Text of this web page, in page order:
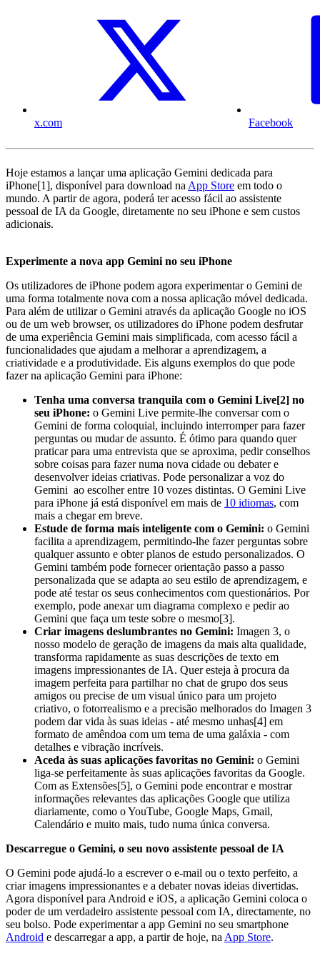
x.com Facebook
Hoje estamos a lançar uma aplicação Gemini dedicada para
iPhone[1], disponível para download naApp Store em todo o
mundo. A partir de agora, poderá ter acesso fácil ao assistente
pessoal de IA da Google, diretamente no seu iPhone e sem custos
adicionais.
Experimente a nova app Gemini no seu iPhone
Os utilizadores de iPhone podem agora experimentar o Gemini de
uma forma totalmente nova com a nossa aplicação móvel dedicada.
Para além de utilizar o Gemini através da aplicação Google no iOS
ou de um web browser, os utilizadores do iPhone podem desfrutar
de uma experiência Gemini mais simplificada, com acesso fácil a
funcionalidades que ajudam a melhorar a aprendizagem, a
criatividade e a produtividade. Eis alguns exemplos do que pode
fazer na aplicação Gemini para iPhone:
Tenha uma conversa tranquila com o Gemini Live[2] no
seu iPhone: o Gemini Live permite-lhe conversar com o
Gemini de forma coloquial, incluindo interromper para fazer
perguntas ou mudar de assunto. É ótimo para quando quer
praticar para uma entrevista que se aproxima, pedir conselhos
sobre coisas para fazer numa nova cidade ou debater e
desenvolver ideias criativas. Pode personalizar a voz do
Gemini ao escolher entre 10 vozes distintas. O Gemini Live
para iPhone já está disponível em mais de 10 idiomas, com
mais a chegar em breve.
Estude de forma mais inteligente com o Gemini: o Gemini
facilita a aprendizagem, permitindo-lhe fazer perguntas sobre
qualquer assunto e obter planos de estudo personalizados. O
Gemini também pode fornecer orientação passo a passo
personalizada que se adapta ao seu estilo de aprendizagem, e
pode até testar os seus conhecimentos com questionários. Por
exemplo, pode anexar um diagrama complexo e pedir ao
Gemini que faça um teste sobre o mesmo[3].
Criar imagens deslumbrantes no Gemini: Imagen 3, o
nosso modelo de geração de imagens da mais alta qualidade,
transforma rapidamente as suas descrições de texto em
imagens impressionantes de IA. Quer esteja à procura da
imagem perfeita para partilhar no chat de grupo dos seus
amigos ou precise de um visual único para um projeto
criativo, o fotorrealismo e a precisão melhorados do Imagen 3
podem dar vida às suas ideias - até mesmo unhas[4] em
formato de amêndoa com um tema de uma galáxia - com
detalhes e vibração incríveis.
Aceda às suas aplicações favoritas no Gemini: o Gemini
liga-se perfeitamente às suas aplicações favoritas da Google.
Com as Extensões[5], o Gemini pode encontrar e mostrar
informações relevantes das aplicações Google que utiliza
diariamente, como o YouTube, Google Maps, Gmail,
Calendário e muito mais, tudo numa única conversa.
Descarregue o Gemini, o seu novo assistente pessoal de IA
O Gemini pode ajudá-lo a escrever o e-mail ou o texto perfeito, a
criar imagens impressionantes e a debater novas ideias divertidas.
Agora disponível para Android e iOS, a aplicação Gemini coloca o
poder de um verdadeiro assistente pessoal com IA, directamente, no
seu bolso. Pode experimentar a app Gemini no seu smartphone
Android e descarregar a app, a partir de hoje, naApp Store.